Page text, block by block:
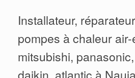
Installateur,
pompes à chaleur
mitsubishi,